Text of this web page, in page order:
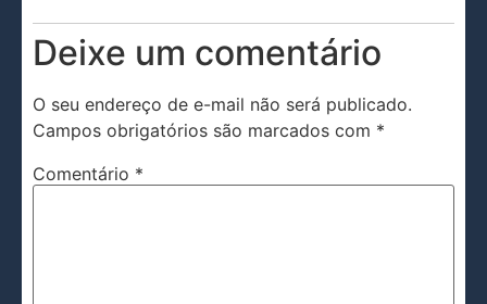
Deixe um comentário
O seu endereço de e-mail não será publicado.
Campos obrigatórios são marcados com *
Comentário *